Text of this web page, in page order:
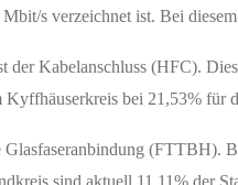
s verzeichnet ist. Bei
der Kabelanschluss (HFC).
bei 21,53% für
(FTTBH).